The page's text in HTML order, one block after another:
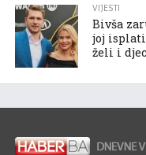
VIJESTI
Bivša
joj
želi i